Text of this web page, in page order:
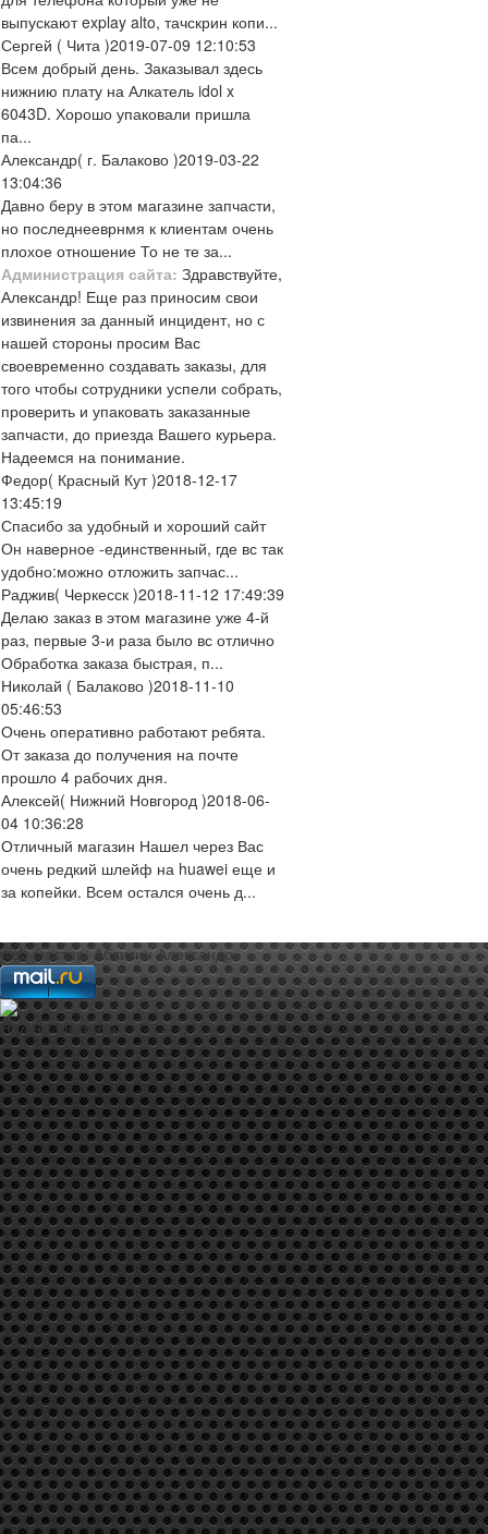
выпускают explay alto, тачскрин копи...
Сергей ( Чита )2019-07-09 12:10:53
Всем добрый день. Заказывал здесь
нижнию плату на Алкатель idol x
6043D. Хорошо упаковали пришла
па...
Александр( г. Балаково )2019-03-22
13:04:36
Давно беру в этом магазине запчасти,
но последнееврнмя к клиентам очень
плохое отношение То не те за...
Администрация сайта: Здравствуйте,
Александр! Еще раз приносим свои
извинения за данный инцидент, но с
нашей стороны просим Вас
своевременно создавать заказы, для
того чтобы сотрудники успели собрать,
проверить и упаковать заказанные
запчасти, до приезда Вашего курьера.
Надеемся на понимание.
Федор( Красный Кут )2018-12-17
13:45:19
Спасибо за удобный и хороший сайт
Он наверное -единственный, где вс так
удобно:можно отложить запчас...
Раджив( Черкесск )2018-11-12 17:49:39
Делаю заказ в этом магазине уже 4-й
раз, первые 3-и раза было вс отлично
Обработка заказа быстрая, п...
Николай ( Балаково )2018-11-10
05:46:53
Очень оперативно работают ребята.
От заказа до получения на почте
прошло 4 рабочих дня.
Алексей( Нижний Новгород )2018-06-
04 10:36:28
Отличный магазин Нашел через Вас
очень редкий шлейф на huawei еще и
за копейки. Всем остался очень д...
web-мастер:Аблизин Александр